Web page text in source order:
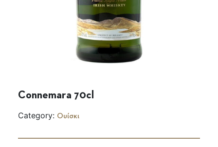
Connemara 70cl
Category: Ουίσκι